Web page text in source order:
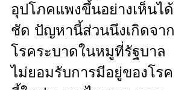
อุปโภคแพงขึ้นอย่างเห็นได้
ชัด ปัญหานี้ส่วนนึงเกิดจาก
โรคระบาดในหมูที่รัฐบาล
ไม่ยอมรับการมีอยู่ของโรค